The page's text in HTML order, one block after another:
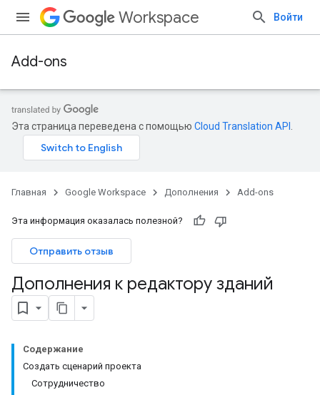
Workspace Войти
Add-ons
Эта страница переведена с помощью Cloud Translation API
Главная Google Workspace Дополнения Add-ons
Эта информация оказалась полезной?
Отправить отзыв
Дополнения к редактору зданий
Содержание
Создать сценарий проекта
Сотрудничество